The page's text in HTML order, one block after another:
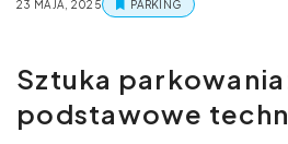
23 MAJA, 2025 PARKING
Sztuka
podstawowe